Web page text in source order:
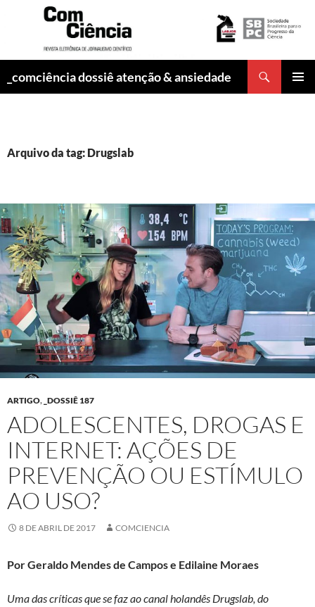
_comciência dossiê atenção & ansiedade
Arquivo da tag: Drugslab
ARTIGO, _DOSSIÊ 187
ADOLESCENTES, DROGAS E
INTERNET: AÇÕES DE
PREVENÇÃO OU ESTÍMULO
AO USO?
8 DE ABRIL DE 2017 COMCIENCIA
Por Geraldo Mendes de Campos e Edilaine Moraes
Uma das críticas que se faz ao canal holandês Drugslab, do